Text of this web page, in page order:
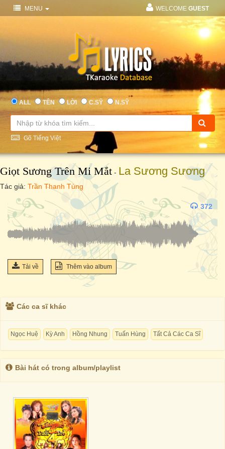
MENU WELCOME GUEST
ALL TÊN LỜI C.SỸ N.SỸ
Gõ Tiếng Việt
Giọt Sương Trên Mi Mắt - La Sương Sương
Tác giả: Trần Thanh Tùng
372
Tải về Thêm vào album
Các ca sĩ khác
Ngọc Huệ Kỳ Anh Hồng Nhung Tuấn Hùng Tất Cả Các Ca Sĩ
Bài hát có trong album/playlist